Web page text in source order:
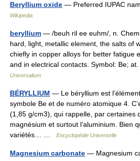
Beryllium oxide — Preferred IUPAC
Wikipedia
beryllium — /beuh ril ee euhm/, n.
hard, light, metallic element, the salts of
chiefly in copper alloys for better fatigue
and in electrical contacts. Symbol: Be;
Universalium
BÉRYLLIUM — Le béryllium est
symbole Be et de numéro atomique 4.
(1,85 g/cm3), qui rappelle, par certaines
magnésium et surtout l’aluminium. Bien
variétés… …
Encyclopédie Universelle
Magnesium carbonate — Magnesium